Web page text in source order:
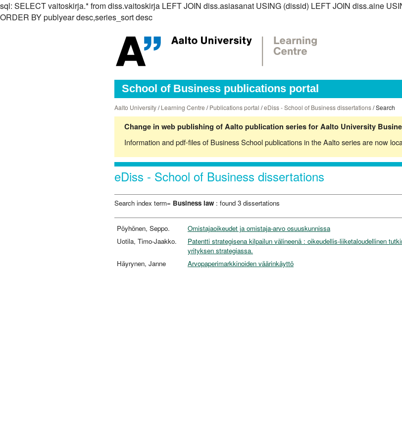
sql: SELECT vaitoskirja.* from diss.vaitoskirja LEFT JOIN diss.asiasanat USING (dissid) LEFT JOIN diss.aine
ORDER BY publyear desc,series_sort desc
School of Business publications portal
Aalto University/Learning Centre /Publications portal /eDiss - School of Business dissertations/ Search
Change in web publishing of Aalto publication series for Aalto University
Information and pdf-files of Business School publications in the Aalto series are now
eDiss - School of Business dissertations
Search index term= Business law : found 3 dissertations
Pöyhönen, Seppo. Omistajaoikeudet ja omistaja-arvo osuuskunnissa
Uotila, Timo-Jaakko.
Patentti strategisena kilpailun välineenä : oikeudellis-liiketaloudellinen
yrityksen strategiassa.
Häyrynen, Janne Arvopaperimarkkinoiden väärinkäyttö